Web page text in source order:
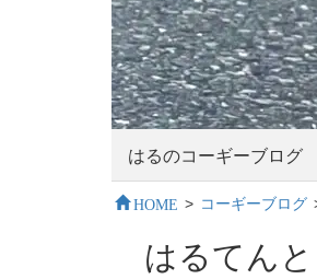
はるのコーギーブログ
HOME > コーギーブログ
はるてん